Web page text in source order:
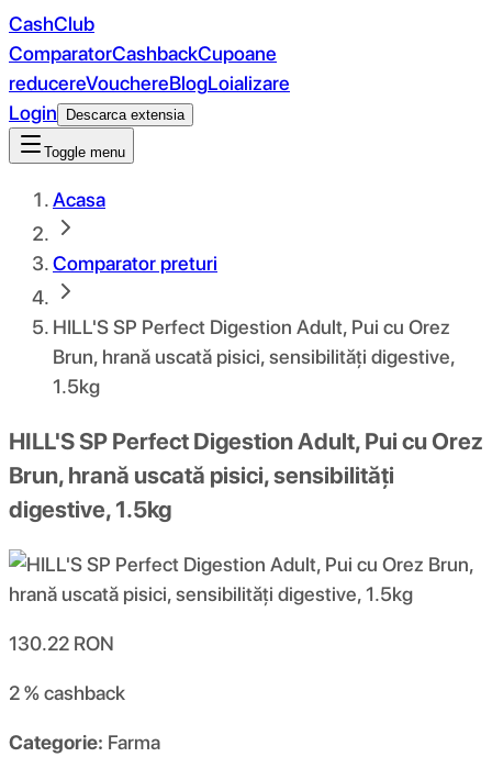
CashClub
ComparatorCashbackCupoane
reducereVouchereBlogLoializare
Login
Descarca extensia
Toggle menu
Acasa
Comparator preturi
HILL'S SP Perfect Digestion Adult, Pui cu Orez
Brun, hrană uscată pisici, sensibilități digestive,
1.5kg
HILL'S SP Perfect Digestion Adult, Pui cu Orez
Brun, hrană uscată pisici, sensibilități
digestive, 1.5kg
130.22 RON
2 %cashback
Categorie: Farma